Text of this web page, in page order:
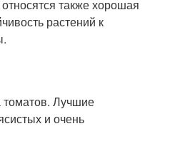
также хорошая
растений к